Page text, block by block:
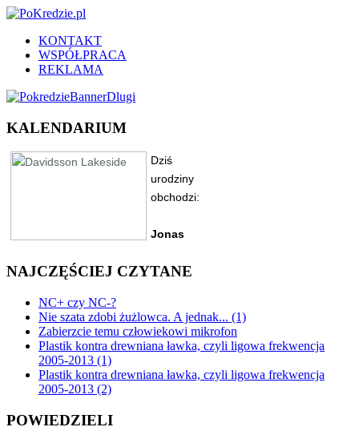
KONTAKT
WSPÓŁPRACA
REKLAMA
KALENDARIUM
NAJCZĘŚCIEJ CZYTANE
NC+ czy NC-?
Nie szata zdobi żużlowca. A jednak... (1)
Zabierzcie temu człowiekowi mikrofon
Plastik kontra drewniana ławka, czyli ligowa frekwencja
2005-2013 (1)
Plastik kontra drewniana ławka, czyli ligowa frekwencja
2005-2013 (2)
POWIEDZIELI